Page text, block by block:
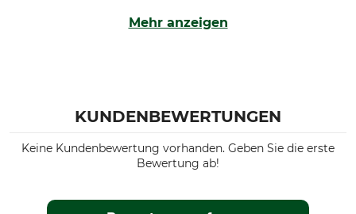
Mehr anzeigen
KUNDENBEWERTUNGEN
Keine Kundenbewertung vorhanden. Geben Sie die erste
Bewertung ab!